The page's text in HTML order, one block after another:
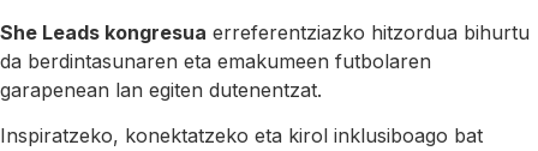
She Leads kongresua erreferentziazko hitzordua bihurtu
da berdintasunaren eta emakumeen futbolaren
garapenean lan egiten dutenentzat.
Inspiratzeko, konektatzeko eta kirol inklusiboago bat